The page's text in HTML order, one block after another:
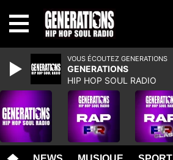
VOUS ÉCOUTEZ GENERATIONS
GENERATIONS
HIP HOP SOUL RADIO